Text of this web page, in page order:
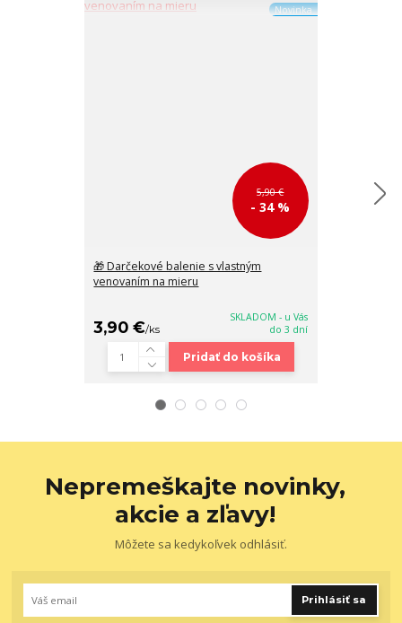
Novinka
5,90 €
- 34 %
🎁 Darčekové balenie s vlastným
venovaním na mieru
3,90 €/ks
SKLADOM - u Vás
do 3 dní
Pridať do košíka
Nepremeškajte novinky,
akcie a zľavy!
Môžete sa kedykoľvek odhlásiť.
Prihlásiť sa